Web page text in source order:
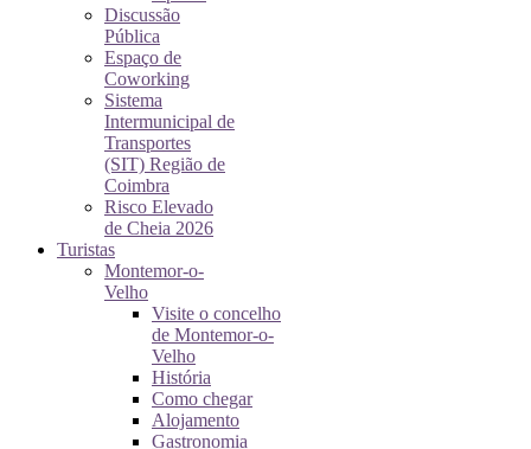
Discussão
Pública
Espaço de
Coworking
Sistema
Intermunicipal de
Transportes
(SIT) Região de
Coimbra
Risco Elevado
de Cheia 2026
Turistas
Montemor-o-
Velho
Visite o concelho
de Montemor-o-
Velho
História
Como chegar
Alojamento
Gastronomia